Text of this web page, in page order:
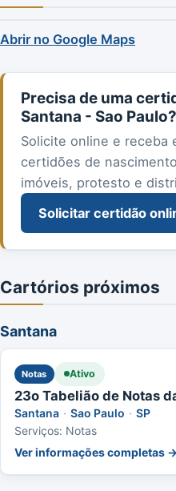
Abrir no Google Maps
Precisa de uma
Santana - Sao Paulo?
Solicite online e receba
certidões de
imóveis, protesto e
Solicitar certidão
Cartórios próximos
Santana
Notas Ativo
23o Tabelião de Notas
Santana · Sao Paulo · SP
Serviços: Notas
Ver informações completas →